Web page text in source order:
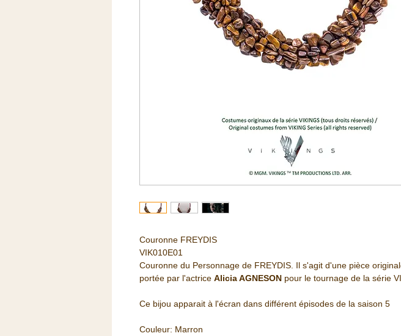
Couronne FREYDIS
VIK010E01
Couronne du Personnage de FREYDIS. Il s'agit d'une pièce
portée par l'actrice Alicia AGNESON pour le tournage de la série
Ce bijou apparait à l'écran dans différent épisodes de la saison 5
Couleur: Marron